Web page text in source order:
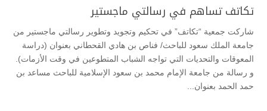
تكاتف تساهم في رسالتي ماجستير
شاركت جمعية “تكاتف” في تحكيم وتجويد وتطوير رسالتي ماجستير من
جامعة الملك سعود للباحث/ فناص بن هادي القحطاني بعنوان (دراسة
المعوقات والتحديات التي تواجه الشباب المتطوعين في وقت الأزمات).
و رسالة من جامعة الإمام محمد بن سعود الإسلامية للباحث مساعد بن
حمد الحمد بعنوان...